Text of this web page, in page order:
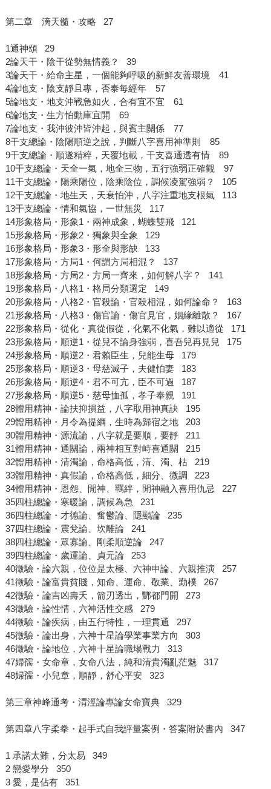
第二章 滴天髓・攻略 27
1通神頌 29
2論天干・陰干從勢無情義？ 39
3論天干・給命主星，一個能夠呼吸的新鮮友善環境 41
4論地支・陰支靜且專，否泰每經年 57
5論地支・地支沖戰急如火，合有宜不宜 61
6論地支・生方怕動庫宜開 69
7論地支・我沖彼沖皆沖起，與賓主關係 77
8干支總論・陰陽順逆之說，判斷八字喜用神準則 85
9干支總論・順遂精粹，天覆地載，干支喜通透有情 89
10干支總論・天全一氣，地全三物，五行強弱正確觀 97
11干支總論・陽乘陽位，陰乘陰位，調候凌駕強弱？ 105
12干支總論・地生天，天衰怕沖，八字注重地支根氣 113
13干支總論・情和氣協，一世無災 117
14形象格局・形象1・兩神成象，蝴蝶雙飛 121
15形象格局・形象2・獨象與全象 129
16形象格局・形象3・形全與形缺 133
17形象格局・方局1・何謂方局相混？ 137
18形象格局・方局2・方局一齊來，如何解八字？ 141
19形象格局・八格1・格局分類選定 149
20形象格局・八格2・官殺論・官殺相混，如何論命？ 163
21形象格局・八格3・傷官論・傷官見官，姻緣離散？ 167
22形象格局・從化・真從假從，化氣不化氣，難以適從 171
23形象格局・順逆1・從兒不論身強弱，喜吾兒再見兒 175
24形象格局・順逆2・君賴臣生，兒能生母 179
25形象格局・順逆3・母慈滅子，夫健怕妻 183
26形象格局・順逆4・君不可亢，臣不可過 187
27形象格局・順逆5・慈母恤孤，孝子奉親 191
28體用精神・論扶抑損益，八字取用神真訣 195
29體用精神・月令為提綱，生時為歸宿之地 203
30體用精神・源流論，八字就是要順，要靜 211
31體用精神・通關論，兩神相互對峙喜通關 215
32體用精神・清濁論，命格高低，清、濁、枯 219
33體用精神・真假論，命格高低，細分、微調 223
34體用精神・恩怨、閒神、羈絆，閒神融入喜用仇忌 227
35四柱總論・寒暖論，調候為急 231
36四柱總論・才德論、奮鬱論、隱顯論 235
37四柱總論・震兌論、坎離論 241
38四柱總論・眾寡論、剛柔順逆論 247
39四柱總論・歲運論、貞元論 253
40徵驗・論六親，位位是太極、六神申論、六親推演 257
41徵驗・論富貴貧賤，知命、運命、敬業、勤樸 267
42徵驗・論吉凶壽夭，箭刃透出，酆都門開 273
43徵驗・論性情，六神活性交感 279
44徵驗・論疾病，由五行特性，一理貫通 297
45徵驗・論出身，六神十星論學業事業方向 303
46徵驗・論地位，六神十星論職場戰力 313
47婦孺・女命章，女命八法，純和清貴濁亂茫魅 317
48婦孺・小兒章，順靜，舒心平安 323
第三章神峰通考・渭涇論專論女命寶典 329
第四章八字柔拳・起手式自我評量案例・答案附於書內 347
1 承諾太難，分太易 349
2 戀愛學分 350
3 愛，是佔有 351